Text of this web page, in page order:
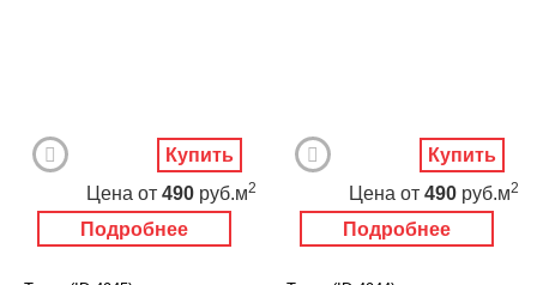
Подробнее
Цена от 490 руб.м2
Купить
Подробнее
Цена от 490 руб.м2
Купить